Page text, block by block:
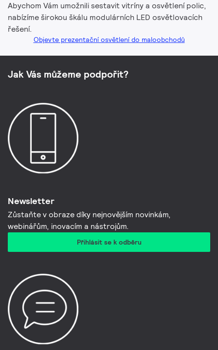
Abychom Vám umožnili sestavit vitríny a osvětlení polic,
nabízíme širokou škálu modulárních LED osvětlovacích
řešení.
Objevte prezentační osvětlení do maloobchodů
Jak Vás můžeme podpořit?
Newsletter
Zůstaňte v obraze díky nejnovějším novinkám,
webinářům, inovacím a nástrojům.​
Přihlásit se k odběru